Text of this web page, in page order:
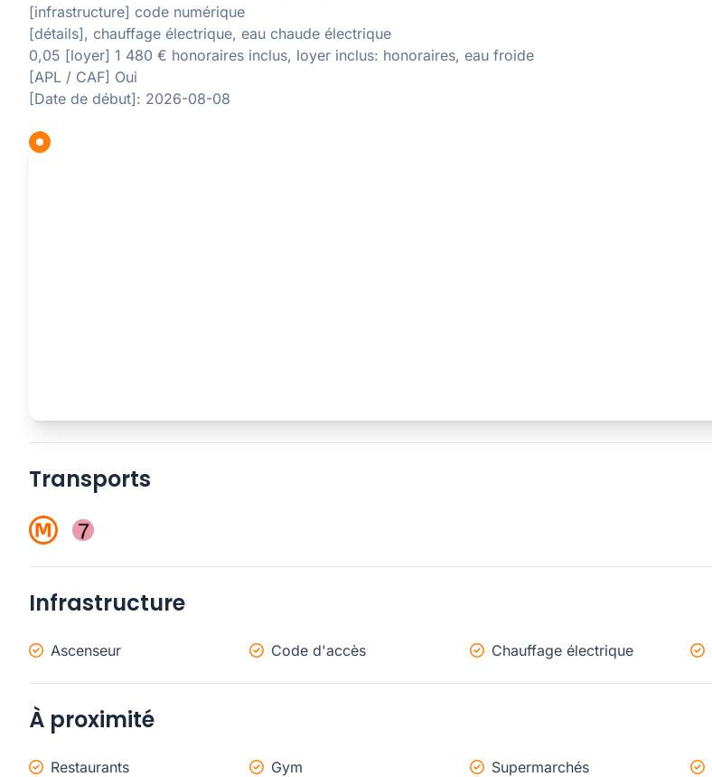
[infrastructure] code numérique
[détails], chauffage électrique, eau chaude électrique
0,05 [loyer] 1 480 € honoraires inclus, loyer inclus: honoraires, eau froide
[APL / CAF] Oui
[Date de début]: 2026-08-08
Transports
Infrastructure
Ascenseur Code d'accès Chauffage électrique
À proximité
Restaurants Gym Supermarchés